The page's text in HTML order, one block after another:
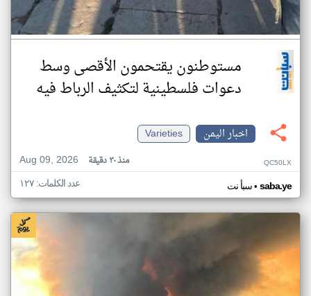
مستوطنون يقتحمون الأقصى وسط
دعوات فلسطينية لتكثيف الرباط فيه
اخبار اليمن
Varieties
Aug 09, 2026
منذ ٣٠ دقيقة QC50LX
سبأ نت• saba.ye عدد الكلمات: ١٢٧